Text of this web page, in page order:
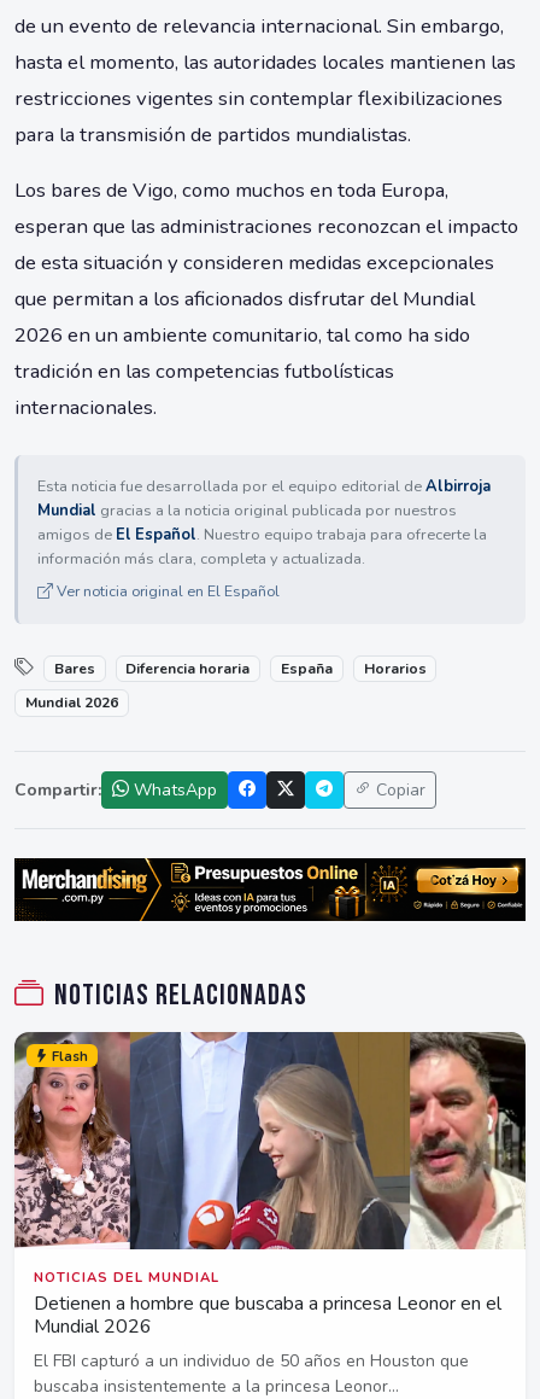
de un evento de relevancia internacional. Sin embargo,
hasta el momento, las autoridades locales mantienen las
restricciones vigentes sin contemplar flexibilizaciones
para la transmisión de partidos mundialistas.
Los bares de Vigo, como muchos en toda Europa,
esperan que las administraciones reconozcan el impacto
de esta situación y consideren medidas excepcionales
que permitan a los aficionados disfrutar del Mundial
2026 en un ambiente comunitario, tal como ha sido
tradición en las competencias futbolísticas
internacionales.
Esta noticia fue desarrollada por el equipo editorial deAlbirroja
Mundial gracias a la noticia original publicada por nuestros
amigos de El Español. Nuestro equipo trabaja para ofrecerte la
información más clara, completa y actualizada.
Ver noticia original en El Español
Bares Diferencia horaria España
Horarios
Mundial 2026
Compartir: WhatsApp Copiar
Noticias relacionadas
Flash
NOTICIAS DEL MUNDIAL
Detienen a hombre que buscaba a princesa Leonor en el
Mundial 2026
El FBI capturó a un individuo de 50 años en Houston que
buscaba insistentemente a la princesa Leonor...